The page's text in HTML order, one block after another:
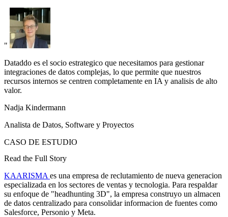
"
Dataddo es el socio estrategico que necesitamos para gestionar
integraciones de datos complejas, lo que permite que nuestros
recursos internos se centren completamente en IA y analisis de alto
valor.
Nadja Kindermann
Analista de Datos, Software y Proyectos
CASO DE ESTUDIO
Read the Full Story
KAARISMA es una empresa de reclutamiento de nueva generacion
especializada en los sectores de ventas y tecnologia. Para respaldar
su enfoque de "headhunting 3D", la empresa construyo un almacen
de datos centralizado para consolidar informacion de fuentes como
Salesforce, Personio y Meta.